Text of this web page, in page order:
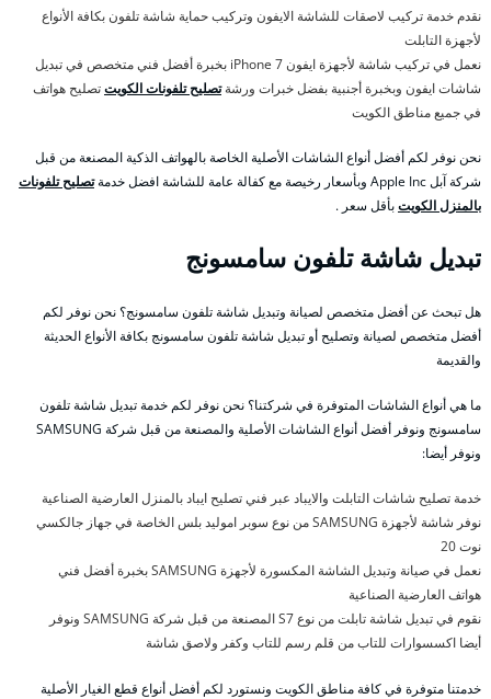
نقدم خدمة تركيب لاصقات للشاشة الايفون وتركيب حماية شاشة تلفون بكافة الأنواع
لأجهزة التابلت
نعمل في تركيب شاشة لأجهزة ايفون 7 iPhone بخبرة أفضل فني متخصص في تبديل
شاشات ايفون وبخبرة أجنبية بفضل خبرات ورشةتصليح تلفونات الكويتتصليح هواتف
في جميع مناطق الكويت
نحن نوفر لكم أفضل أنواع الشاشات الأصلية الخاصة بالهواتف الذكية المصنعة من قبل
شركة آبل Apple Inc وبأسعار رخيصة مع كفالة عامة للشاشة افضل خدمة
تصليح تلفونات
بالمنزل الكويتبأقل سعر .
تبديل شاشة تلفون سامسونج
هل تبحث عن أفضل متخصص لصيانة وتبديل شاشة تلفون سامسونج؟ نحن نوفر لكم
أفضل متخصص لصيانة وتصليح أو تبديل شاشة تلفون سامسونج بكافة الأنواع الحديثة
والقديمة
ما هي أنواع الشاشات المتوفرة في شركتنا؟ نحن نوفر لكم خدمة تبديل شاشة تلفون
سامسونج ونوفر أفضل أنواع الشاشات الأصلية والمصنعة من قبل شركة SAMSUNG
ونوفر أيضا:
خدمة تصليح شاشات التابلت والايباد عبر فني تصليح ايباد بالمنزل العارضية الصناعية
نوفر شاشة لأجهزة SAMSUNG من نوع سوبر اموليد بلس الخاصة في جهاز جالكسي
نوت 20
نعمل في صيانة وتبديل الشاشة المكسورة لأجهزة SAMSUNG بخبرة أفضل فني
هواتف العارضية الصناعية
نقوم في تبديل شاشة تابلت من نوع S7 المصنعة من قبل شركة SAMSUNG ونوفر
أيضا اكسسوارات للتاب من قلم رسم للتاب وكفر ولاصق شاشة
خدمتنا متوفرة في كافة مناطق الكويت ونستورد لكم أفضل أنواع قطع الغيار الأصلية